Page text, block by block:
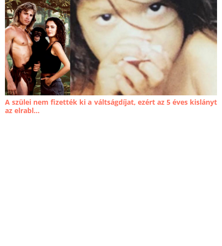
A szülei nem fizették ki a váltságdíjat, ezért az 5 éves kislányt
az elrabl...